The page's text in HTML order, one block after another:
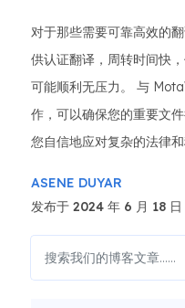
对于那些需要可靠高效的
供认证翻译，周转时间快
可能顺利无压力。 与
作，可以确保您的重要文
您自信地应对复杂的法律和
ASENE DUYAR
发布于 2024 年 6 月 18 日